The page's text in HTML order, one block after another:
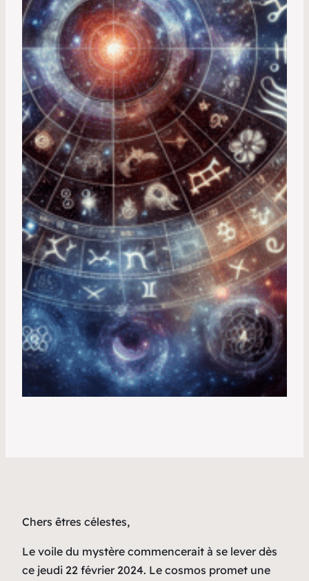
Chers êtres célestes,
Le voile du mystère commencerait à se lever dès
ce jeudi 22 février 2024. Le cosmos promet une